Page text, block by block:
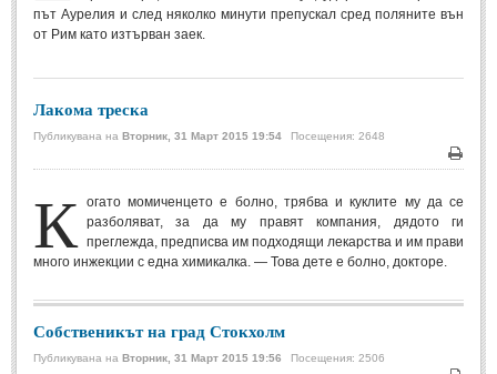
Разкази (7)
Автори на приказки
Приказки на народите
МИТОВЕ И ЛЕГЕНДИ
път Аурелия и след няколко минути препускал сред поляните вън
от Рим като изтърван заек.
Лакома треска
Публикувана на Вторник, 31 Март 2015 19:54 Посещения: 2648
Печат
К огато момиченцето е болно, трябва и куклите му да се
разболяват, за да му правят компания, дядото ги
преглежда, предписва им подходящи лекарства и им прави
много инжекции с една химикалка. — Това дете е болно, докторе.
Собственикът на град Стокхолм
Публикувана на Вторник, 31 Март 2015 19:56 Посещения: 2506